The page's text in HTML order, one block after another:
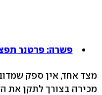
פשרה: פרטנר
מצד אחד, אין ספק
מכירה בצורך לתקן את